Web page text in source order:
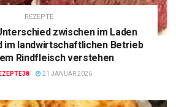
REZEPTE
zwischen im Laden
im landwirtschaftlichen Betrieb
Rindfleisch verstehen
21 JANUAR 2026